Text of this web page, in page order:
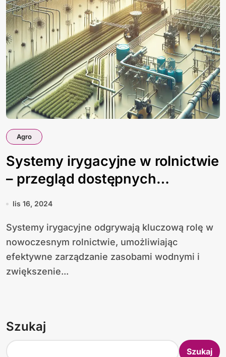
Agro
Systemy irygacyjne w rolnictwie
– przegląd dostępnych
technologii.
lis 16, 2024
Systemy irygacyjne odgrywają kluczową rolę w
nowoczesnym rolnictwie, umożliwiając
efektywne zarządzanie zasobami wodnymi i
zwiększenie...
Szukaj
Szukaj